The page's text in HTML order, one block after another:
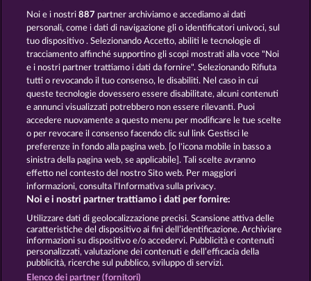
Blazing Star Fruits First Diamond Treasures
Termini e condizioni
Informativa sulla privacy e cookies
Note legali Società FAQ
Invia richiesta di recesso
Noi e i nostri887 partner archiviamo e accediamo ai dati
personali, come i dati di navigazione gli o identificatori univoci, sul
tuo dispositivo . Selezionando Accetto, abiliti le tecnologie di
tracciamento affinché supportino gli scopi mostrati alla voce "Noi
e i nostri partner trattiamo i dati da fornire". Selezionando Rifiuta
tutti o revocando il tuo consenso, le disabiliti. Nel caso in cui
queste tecnologie dovessero essere disabilitate, alcuni contenuti
e annunci visualizzati potrebbero non essere rilevanti. Puoi
accedere nuovamente a questo menu per modificare le tue scelte
o per revocare il consenso facendo clic sul link Gestisci le
preferenze in fondo alla pagina web. [o l'icona mobile in basso a
sinistra della pagina web, se applicabile]. Tali scelte avranno
effetto nel contesto del nostro Sito web. Per maggiori
informazioni, consulta l'Informativa sulla privacy.
Noi e i nostri partner trattiamo i dati per fornire:
Utilizzare dati di geolocalizzazione precisi. Scansione attiva delle
caratteristiche del dispositivo ai fini dell’identificazione. Archiviare
informazioni su dispositivo e/o accedervi. Pubblicità e contenuti
personalizzati, valutazione dei contenuti e dell’efficacia della
pubblicità, ricerche sul pubblico, sviluppo di servizi.
Elenco dei partner (fornitori)